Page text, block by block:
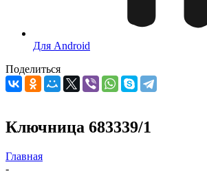
Для Android
Поделиться
Ключница 683339/1
Главная